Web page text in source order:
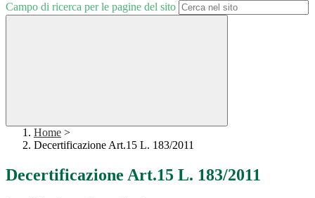
Campo di ricerca per le pagine del sito
Home >
Decertificazione Art.15 L. 183/2011
Decertificazione Art.15 L. 183/2011